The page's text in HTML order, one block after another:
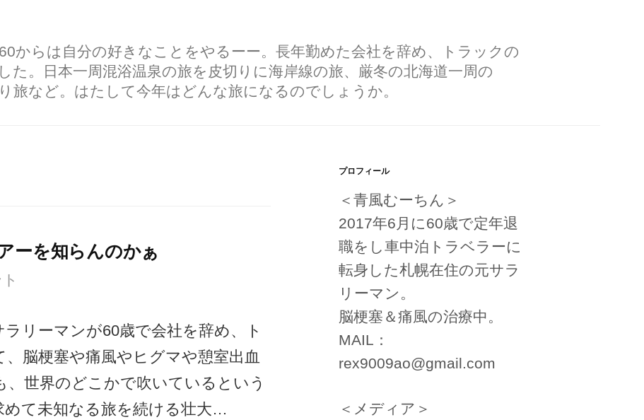
からは自分の好きなことをやるーー。長年勤めた会社を辞め、トラックの
た。日本一周混浴温泉の旅を皮切りに海岸線の旅、厳冬の北海道一周の
旅など。はたして今年はどんな旅になるのでしょうか。
ーを知らんのかぁ
リーマンが60歳で会社を辞め、ト
脳梗塞や痛風やヒグマや憩室出血
世界のどこかで吹いているという
めて未知なる旅を続ける壮大…
プロフィール
＜青風むーちん＞
2017年6月に60歳で定年退
職をし車中泊トラベラーに
転身した札幌在住の元サラ
リーマン。
脳梗塞＆痛風の治療中。
MAIL：
rex9009ao@gmail.com
＜メディア＞